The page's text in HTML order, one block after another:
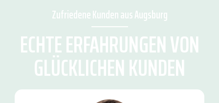
Zufriedene Kunden aus Augsburg
ECHTE ERFAHRUNGEN VON
GLÜCKLICHEN KUNDEN